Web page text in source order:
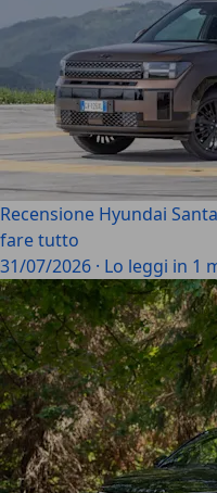
Recensione Hyundai
fare tutto
31/07/2026 · Lo leggi in 1